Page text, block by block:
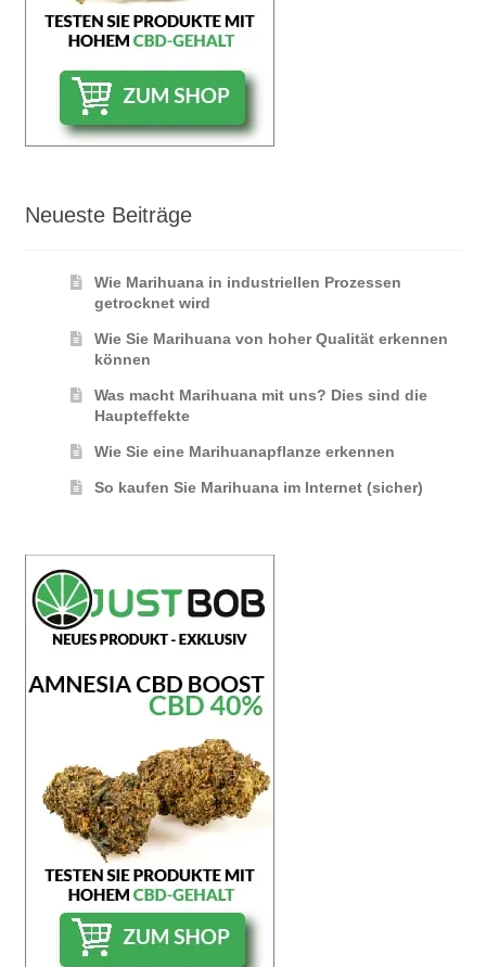
Neueste Beiträge
Wie Marihuana in industriellen Prozessen
getrocknet wird
Wie Sie Marihuana von hoher Qualität erkennen
können
Was macht Marihuana mit uns? Dies sind die
Haupteffekte
Wie Sie eine Marihuanapflanze erkennen
So kaufen Sie Marihuana im Internet (sicher)